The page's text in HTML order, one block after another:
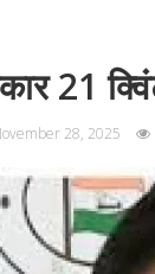
21
28, 2025